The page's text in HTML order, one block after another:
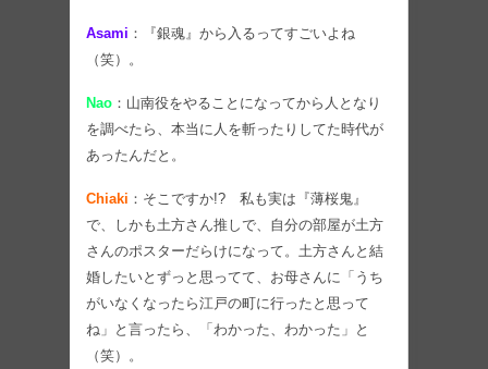
Asami ：『銀魂』から入るってすごいよね
（笑）。
Nao ：山南役をやることになってから人となり
を調べたら、本当に人を斬ったりしてた時代が
あったんだと。
Chiaki ：そこですか!? 私も実は『薄桜鬼』
で、しかも土方さん推しで、自分の部屋が土方
さんのポスターだらけになって。土方さんと結
婚したいとずっと思ってて、お母さんに「うち
がいなくなったら江戸の町に行ったと思って
ね」と言ったら、「わかった、わかった」と
（笑）。